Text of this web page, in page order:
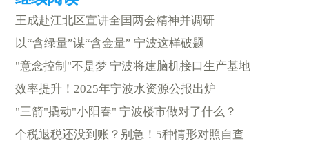
王成赴江北区宣讲全国两会精神并调研
以“含绿量”谋“含金量” 宁波这样破题
"意念控制"不是梦 宁波将建脑机接口生产基地
效率提升！2025年宁波水资源公报出炉
"三箭"撬动"小阳春" 宁波楼市做对了什么？
个税退税还没到账？别急！5种情形对照自查